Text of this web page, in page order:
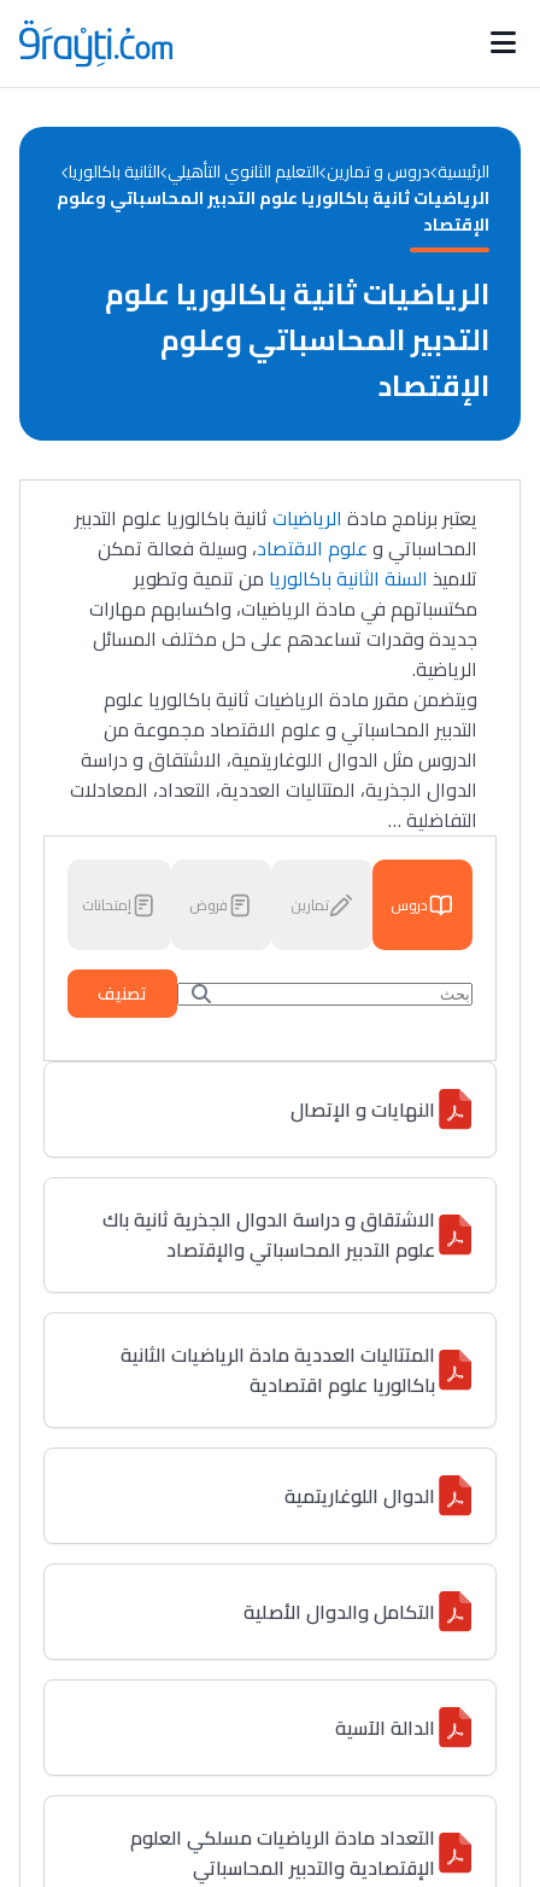
Catégories
d'actualités
Annonces bourses
الرئيسية دروس و تمارين التعليم الثانوي التأهيلي الثانية باكالوريا
الرياضيات ثانية باكالوريا علوم التدبير المحاسباتي وعلوم
الإقتصاد
الرياضيات ثانية باكالوريا علوم
التدبير المحاسباتي وعلوم
الإقتصاد
يعتبر برنامج مادة الرياضياتثانية باكالوريا علوم التدبير
المحاسباتي وعلوم الاقتصاد، وسيلة فعالة تمكن
تلاميذ السنة الثانية باكالوريا من تنمية وتطوير
مكتسباتهم في مادة الرياضيات، واكسابهم مهارات
جديدة وقدرات تساعدهم على حل مختلف المسائل
الرياضية.
ويتضمن مقرر مادة الرياضيات ثانية باكالوريا علوم
التدبير المحاسباتي و علوم الاقتصاد مجموعة من
الدروس مثل الدوال اللوغاريتمية، الاشتقاق و دراسة
الدوال الجذرية، المتتاليات العددية، التعداد، المعادلات
التفاضلية …
دروس تمارين فروض إمتحانات
تصنيف
النهايات و الإتصال
الاشتقاق و دراسة الدوال الجذرية ثانية باك
علوم التدبير المحاسباتي والإقتصاد
المتتاليات العددية مادة الرياضيات الثانية
باكالوريا علوم اقتصادية
الدوال اللوغاريتمية
التكامل والدوال الأصلية
الدالة الآسية
التعداد مادة الرياضيات مسلكي العلوم
الإقتصادية والتدبير المحاسباتي